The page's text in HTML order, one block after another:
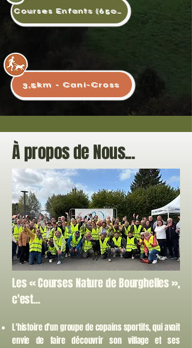
Courses Enfants (650m)
3,5km - Cani-Cross
À propos de Nous...
Les « Courses Nature de Bourghelles »,
c'est...
L'histoire d'un groupe de copains sportifs, qui avait
envie de faire découvrir son village et ses